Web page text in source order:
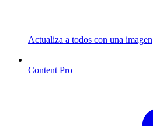
Actualiza a todos con una imagen
Content Pro